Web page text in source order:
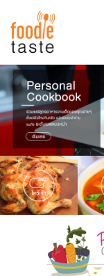
สูตรอาหาร
สูตรอาหาร
Top Foodie
พาไปชิม
สารพันก้นครัว
เคล็ดลับน่ารู้
เปรียบเที
เปรียบเที
FoodPedia
สร้าง